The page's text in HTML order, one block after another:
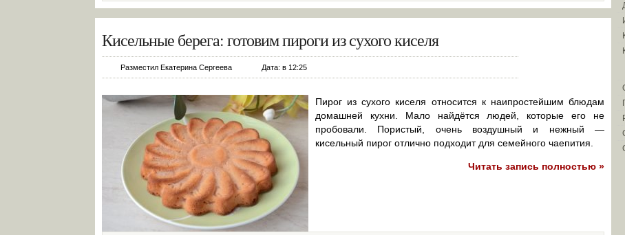
Кисельные берега: готовим пироги из сухого киселя
Разместил Екатерина Сергеева Дата: в 12:25
Пирог из сухого киселя относится к наипростейшим блюдам
домашней кухни. Мало найдётся людей, которые его не
пробовали. Пористый, очень воздушный и нежный —
кисельный пирог отлично подходит для семейного чаепития.
Читать запись полностью »